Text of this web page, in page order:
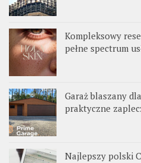
Kompleksowy
pełne spectrum
Garaż blaszany
praktyczne
Najlepszy polski